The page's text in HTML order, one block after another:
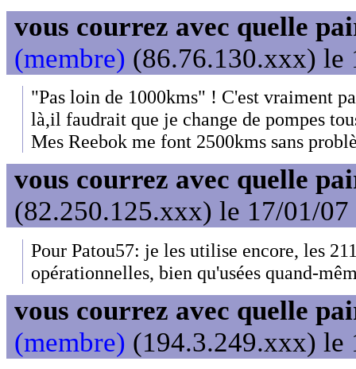
vous courrez avec quelle
(membre) (86.76.130.xxx) le
"Pas loin de 1000kms" ! C'est vraiment
là,il faudrait que je change de pompes
Mes Reebok me font 2500kms sans
vous courrez avec quelle
(82.250.125.xxx) le 17/01/07
Pour Patou57: je les utilise encore, les
opérationnelles, bien qu'usées quand-
vous courrez avec quelle
(membre) (194.3.249.xxx) le